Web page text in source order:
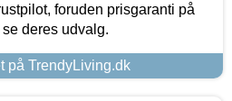
foruden prisgaranti på
deres udvalg.
på TrendyLiving.dk